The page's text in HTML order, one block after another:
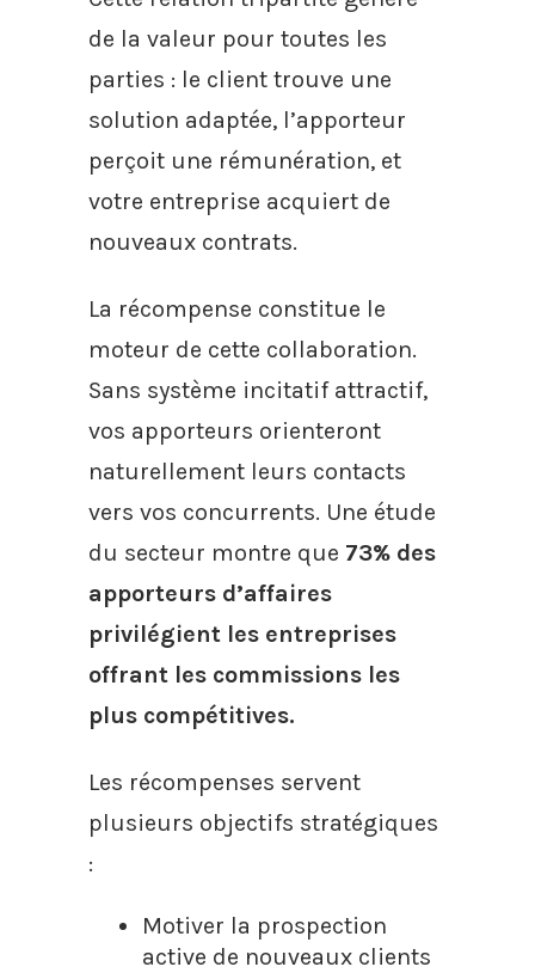
de la valeur pour toutes les
parties : le client trouve une
solution adaptée, l’apporteur
perçoit une rémunération, et
votre entreprise acquiert de
nouveaux contrats.
La récompense constitue le
moteur de cette collaboration.
Sans système incitatif attractif,
vos apporteurs orienteront
naturellement leurs contacts
vers vos concurrents. Une étude
du secteur montre que 73% des
apporteurs d’affaires
privilégient les entreprises
offrant les commissions les
plus compétitives.
Les récompenses servent
plusieurs objectifs stratégiques
:
Motiver la prospection
active de nouveaux clients